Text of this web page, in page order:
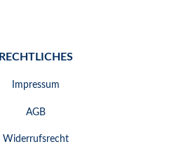
RECHTLICHES
Impressum
AGB
Widerrufsrecht